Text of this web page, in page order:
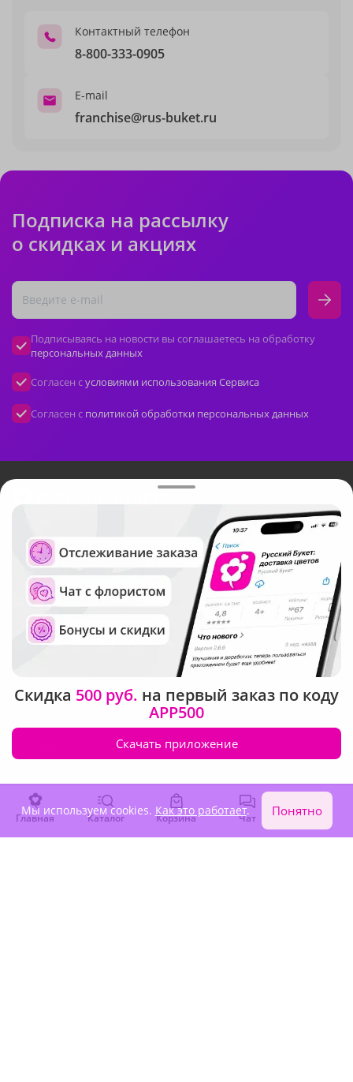
Контактный телефон
8-800-333-0905
E-mail
franchise@rus-buket.ru
Подписка на рассылку
о скидках и акциях
Подписываясь на новости вы соглашаетесь на обработку
персональных данных
Согласен сусловиями использования Сервиса
Согласен с политикой обработки персональных данных
Бесплатно. Круглосуточно
8-800-333-0905
По любым вопросам
info@rus-buket.ru
Клиентам
Главная Каталог Корзина Чат Войти
Скидка 500 руб. на первый заказ по коду
APP500
Скачать приложение
Мы используем cookies. Как это работает. Понятно